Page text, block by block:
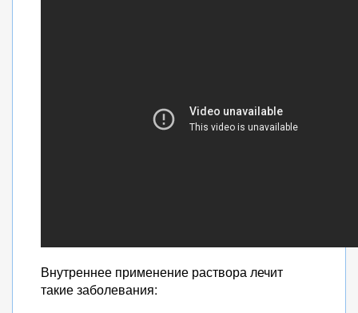
Внутреннее применение раствора лечит
такие заболевания: